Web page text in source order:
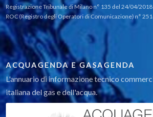
Registrazione Tribunale di Milano n° 135 del 24/04/2018
ROC (Registro degli Operatori di Comunicazione) n°
ACQUAGENDA E GASAGENDA
L'annuario di informazione tecnico
italiana del gas e dell'acqua.